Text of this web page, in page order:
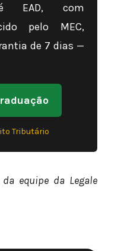
com
pelo MEC,
de 7 dias —
Tributário
equipe da Legale